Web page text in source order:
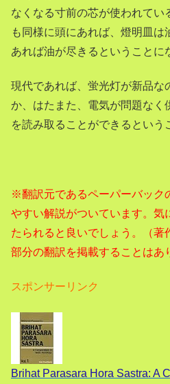
なくなる寸前の芯が使われてい
も同様に頭にあれば、燈明皿は
あれば油が尽きるということに
現代であれば、蛍光灯が新品な
か、はたまた、電気が問題なく
を読み取ることができるという
※翻訳元であるペーパーバック
やすい解説がついています。気
たられると良いでしょう。（著
部分の翻訳を掲載することはあ
スポンサーリンク
Brihat Parasara Hora Sastra: A